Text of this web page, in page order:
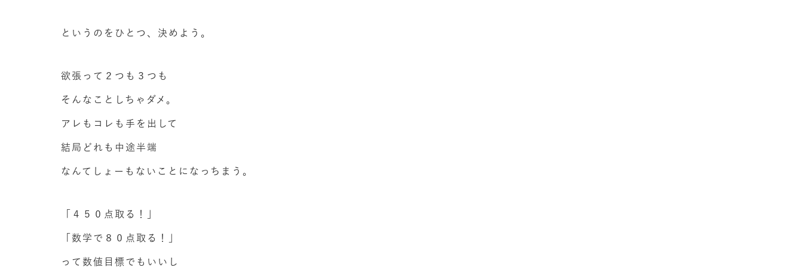
というのをひとつ、決めよう。
欲張って２つも３つも
そんなことしちゃダメ。
アレもコレも手を出して
結局どれも中途半端
なんてしょーもないことになっちまう。
「４５０点取る！」
「数学で８０点取る！」
って数値目標でもいいし